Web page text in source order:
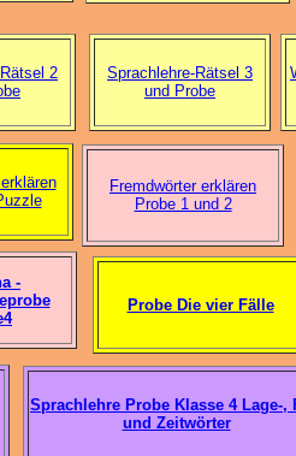
2
-
Sprachlehre-Rätsel 3
und Probe
Fremdwörter erklären
Probe 1 und 2
Probe Die vier Fälle
Sprachlehre Probe Klasse 4 Lage-,
und Zeitwörter